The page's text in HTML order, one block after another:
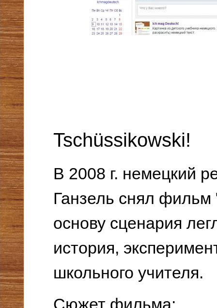
Tschüssikowski!
В 2008 г. немецкий
Ганзель снял
основу сценария
история,
школьного учителя.
Сюжет фильма: